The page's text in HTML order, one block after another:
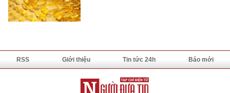
RSS Giới thiệu Tin tức 24h Báo mới